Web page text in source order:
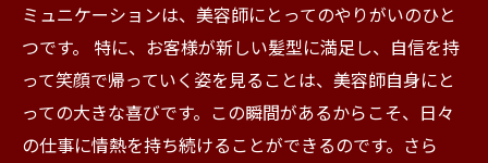
ミュニケーションは、美容師にとってのやりがいのひと
つです。 特に、お客様が新しい髪型に満足し、自信を持
って笑顔で帰っていく姿を見ることは、美容師自身にと
っての大きな喜びです。この瞬間があるからこそ、日々
の仕事に情熱を持ち続けることができるのです。さら